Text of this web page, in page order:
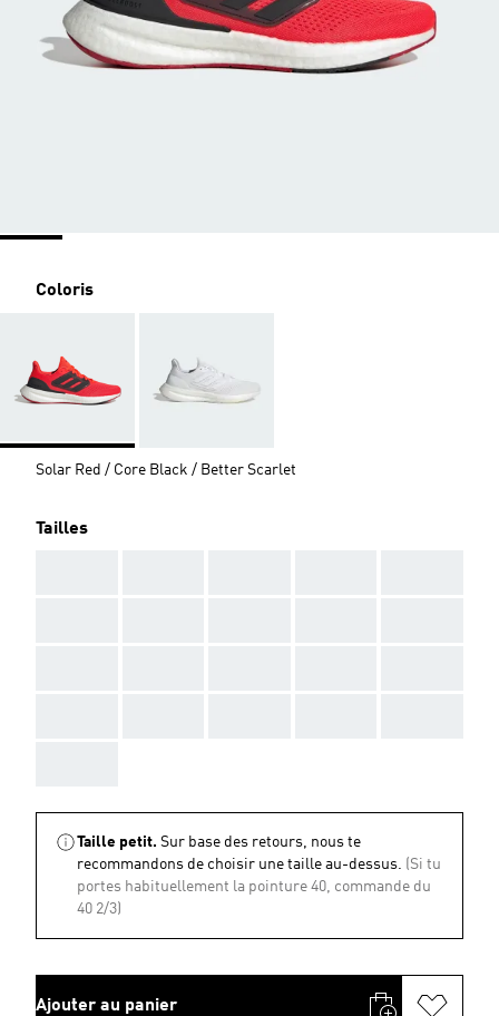
Coloris
Solar Red / Core Black / Better Scarlet
Tailles
Taille petit. Sur base des retours, nous te
recommandons de choisir une taille au-dessus. (Si tu
portes habituellement la pointure 40, commande du
40 2/3)
Ajouter au panier